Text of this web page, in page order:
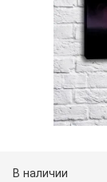
В наличии